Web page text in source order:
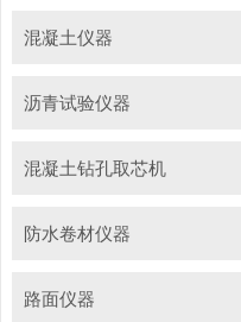
混凝土仪器
沥青试验仪器
混凝土钻孔取芯机
防水卷材仪器
路面仪器